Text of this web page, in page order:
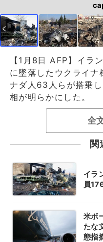
【1月8日 AFP】イラ
に墜落したウクライ
ナダ人63人らが搭乗
相が明らかにした。
全
関
イラ
員
米ボ
たな
態指